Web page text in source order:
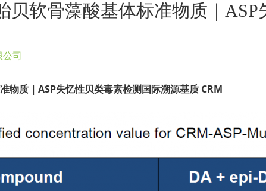
贝软骨藻酸基体标准物质｜
司
物质｜ASP失忆性贝类毒素检测国际溯源基质 CRM